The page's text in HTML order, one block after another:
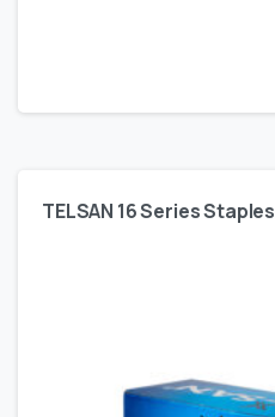
TELSAN 16 Series Staples